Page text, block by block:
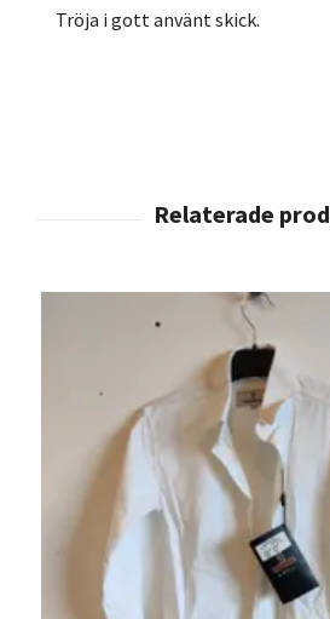
Tröja i gott använt skick.